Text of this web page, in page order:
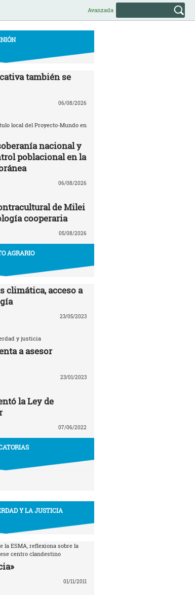
Avanzada
también se
06/08/2026
local del Proyecto-Mundo en
nacional y
poblacional en la
06/08/2026
de Milei
cooperaria
05/08/2026
AGRARIO
climática, acceso a
23/05/2023
y justicia
a asesor
23/01/2023
la Ley de
07/06/2022
Y LA JUSTICIA
la ESMA, reflexiona sobre la
centro clandestino
01/11/2011